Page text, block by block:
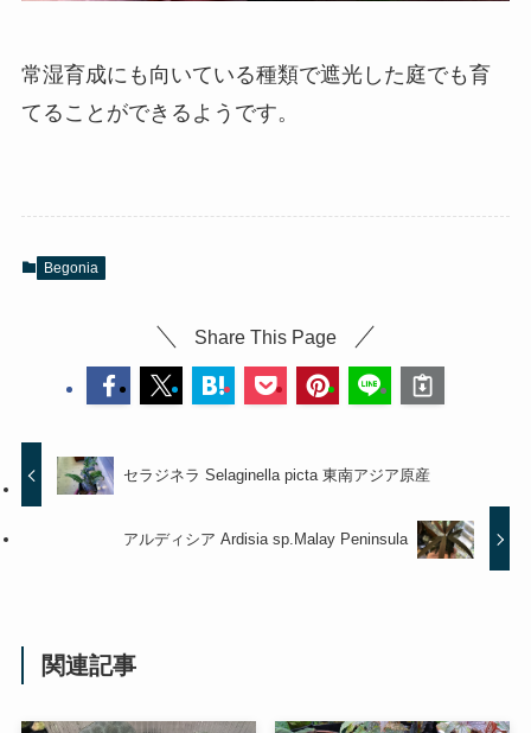
常湿育成にも向いている種類で遮光した庭でも育
てることができるようです。
Begonia
Share This Page
セラジネラ Selaginella picta 東南アジア原産
アルディシア Ardisia sp.Malay Peninsula
関連記事